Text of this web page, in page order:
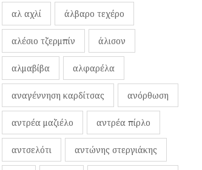
αλ αχλί άλβαρο τεχέρο
αλέσιο τζερμπίν άλισον
αλμαβίβα αλφαρέλα
αναγέννηση καρδίτσας ανόρθωση
αντρέα μαζιέλο αντρέα πίρλο
αντσελότι αντώνης στεργιάκης